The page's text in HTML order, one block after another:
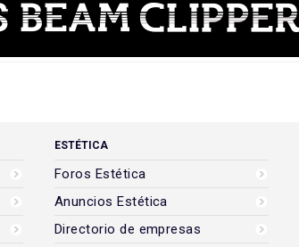
ESTÉTICA
Foros Estética
Anuncios Estética
Directorio de empresas